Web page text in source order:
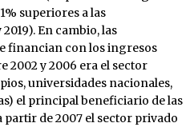
superiores a las
En cambio, las
financian con los ingresos
2002 y 2006 era el sector
universidades nacionales,
el principal beneficiario de las
de 2007 el sector privado